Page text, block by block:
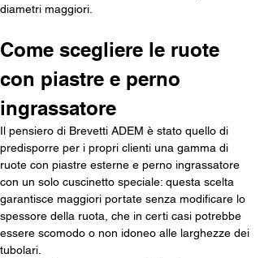
diametri maggiori.
Come scegliere le ruote
con piastre e perno
ingrassatore
Il pensiero di Brevetti ADEM è stato quello di
predisporre per i propri clienti una gamma di
ruote con piastre esterne e perno ingrassatore
con un solo cuscinetto speciale: questa scelta
garantisce maggiori portate senza modificare lo
spessore della ruota, che in certi casi potrebbe
essere scomodo o non idoneo alle larghezze dei
tubolari.